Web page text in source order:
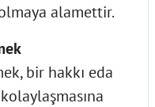
alamettir.
bir hakkı eda